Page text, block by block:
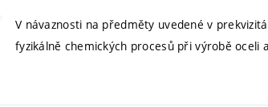
V návaznosti na předměty uvedené v
fyzikálně chemických procesů při výrobě oceli